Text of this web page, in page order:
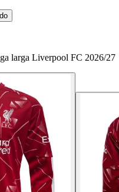
larga Liverpool FC 2026/27